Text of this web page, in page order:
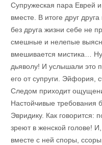
Супружеская пара Еврей
вместе. В итоге друг
без друга жизни себе не
смешные и нелепые
вмешивается мистика…
дьяволу! И услышали это
его от супруги. Эйфория,
Следом приходит
Настойчивые требования
Эвридику. Как говорится:
зреют в женской голове!
вместе с ней споры,